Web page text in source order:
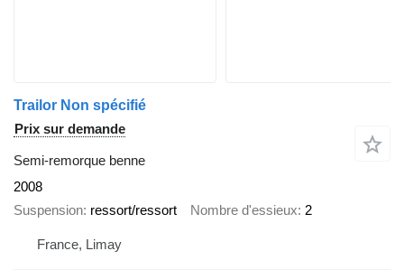
Trailor Non spécifié
Prix sur demande
Semi-remorque benne
2008
Suspension ressort/ressort Nombre d'essieux 2
France, Limay